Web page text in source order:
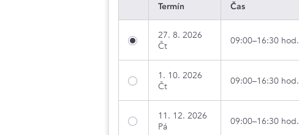
Termín Čas
27. 8. 2026
Čt
09:00–16:30 hod.
1. 10. 2026
Čt
09:00–16:30 hod.
11. 12. 2026
Pá
09:00–16:30 hod.